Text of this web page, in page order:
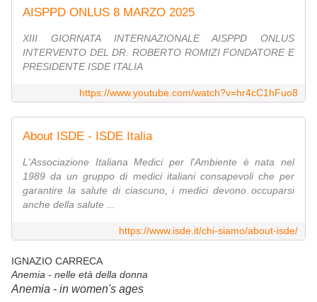
AISPPD ONLUS 8 MARZO 2025
XIII GIORNATA INTERNAZIONALE AISPPD ONLUS
INTERVENTO DEL DR. ROBERTO ROMIZI FONDATORE E
PRESIDENTE ISDE ITALIA
https://www.youtube.com/watch?v=hr4cC1hFuo8
About ISDE - ISDE Italia
L'Associazione Italiana Medici per l'Ambiente è nata nel
1989 da un gruppo di medici italiani consapevoli che per
garantire la salute di ciascuno, i medici devono occuparsi
anche della salute ...
https://www.isde.it/chi-siamo/about-isde/
IGNAZIO CARRECA
Anemia - nelle età della donna
Anemia - in women's ages